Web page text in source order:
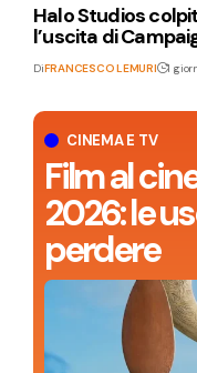
CINEMA E TV
Film al
2026: le
perdere
Halo Studios
l’uscita di
DiFRANCESCO LEMURI 1